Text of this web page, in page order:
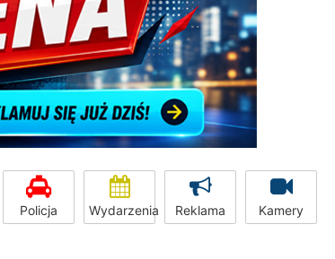
Policja Wydarzenia Reklama Kamery